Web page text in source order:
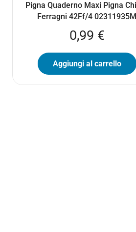
Pigna Quaderno Maxi Pigna
Ferragni 42Ff/4 02311935M
0,99 €
Aggiungi al carrello